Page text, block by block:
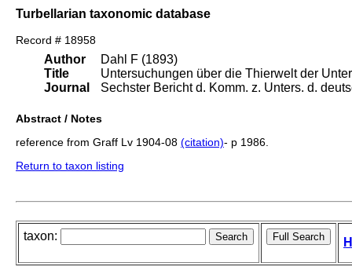
Turbellarian taxonomic database
Record # 18958
Author
Title
Journal
Dahl F (1893)
Untersuchungen über die Thierwelt der
Sechster Bericht d. Komm. z. Unters. d.
Abstract / Notes
reference from Graff Lv 1904-08 (citation)- p 1986.
Return to taxon listing
taxon: